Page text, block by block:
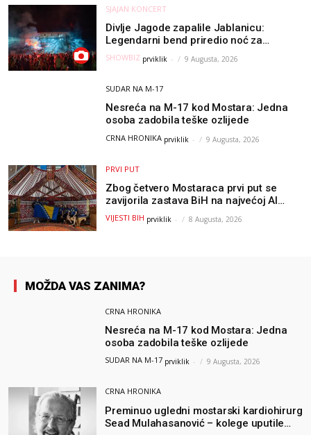
SJAJAN KONCERT
Divlje Jagode zapalile Jablanicu:
Legendarni bend priredio noć za
pamćenje
SHOWBIZ prviklik - 9 Augusta, 2026
SUDAR NA M-17
Nesreća na M-17 kod Mostara: Jedna
osoba zadobila teške ozlijede
CRNA HRONIKA prviklik - 9 Augusta, 2026
PRVI PUT
Zbog četvero Mostaraca prvi put se
zavijorila zastava BiH na najvećoj AI
olimpijadi, a sada je njihov mentor
postao član komiteta Međunarodne
VIJESTI BIH prviklik - 8 Augusta, 2026
MOŽDA VAS ZANIMA?
CRNA HRONIKA
Nesreća na M-17 kod Mostara: Jedna
osoba zadobila teške ozlijede
SUDAR NA M-17 prviklik - 9 Augusta, 2026
CRNA HRONIKA
Preminuo ugledni mostarski kardiohirurg
Sead Mulahasanović – kolege uputile